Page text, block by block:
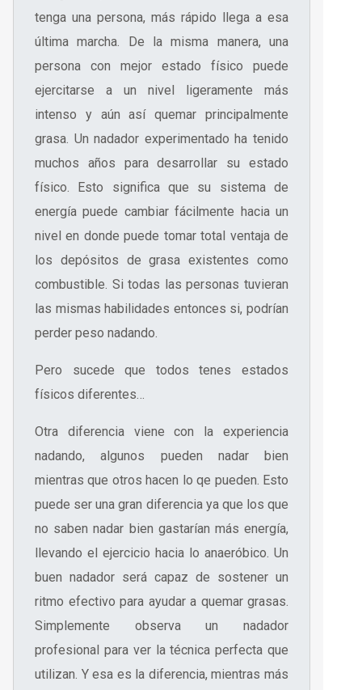
tenga una persona, más rápido llega a esa
última marcha. De la misma manera, una
persona con mejor estado físico puede
ejercitarse a un nivel ligeramente más
intenso y aún así quemar principalmente
grasa. Un nadador experimentado ha tenido
muchos años para desarrollar su estado
físico. Esto significa que su sistema de
energía puede cambiar fácilmente hacia un
nivel en donde puede tomar total ventaja de
los depósitos de grasa existentes como
combustible. Si todas las personas tuvieran
las mismas habilidades entonces si, podrían
perder peso nadando.
Pero sucede que todos tenes estados
físicos diferentes…
Otra diferencia viene con la experiencia
nadando, algunos pueden nadar bien
mientras que otros hacen lo qe pueden. Esto
puede ser una gran diferencia ya que los que
no saben nadar bien gastarían más energía,
llevando el ejercicio hacia lo anaeróbico. Un
buen nadador será capaz de sostener un
ritmo efectivo para ayudar a quemar grasas.
Simplemente observa un nadador
profesional para ver la técnica perfecta que
utilizan. Y esa es la diferencia, mientras más